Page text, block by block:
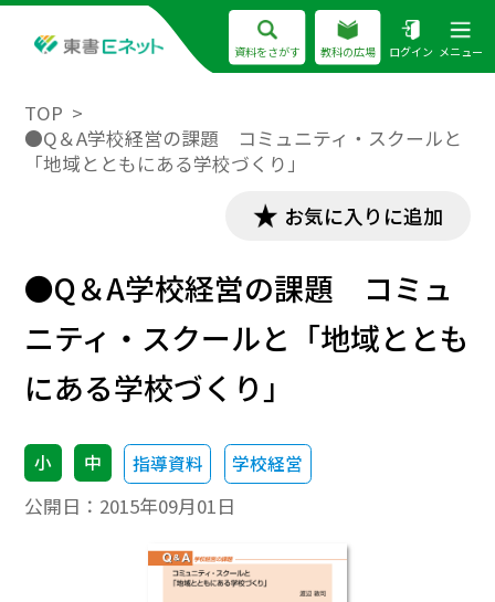
資料をさがす 教科の広場 ログイン メニュー
TOP
●Q＆A学校経営の課題 コミュニティ・スクールと
「地域とともにある学校づくり」
お気に入りに追加
●Q＆A学校経営の課題 コミュ
ニティ・スクールと「地域ととも
にある学校づくり」
小 中 指導資料 学校経営
公開日： 2015年09月01日